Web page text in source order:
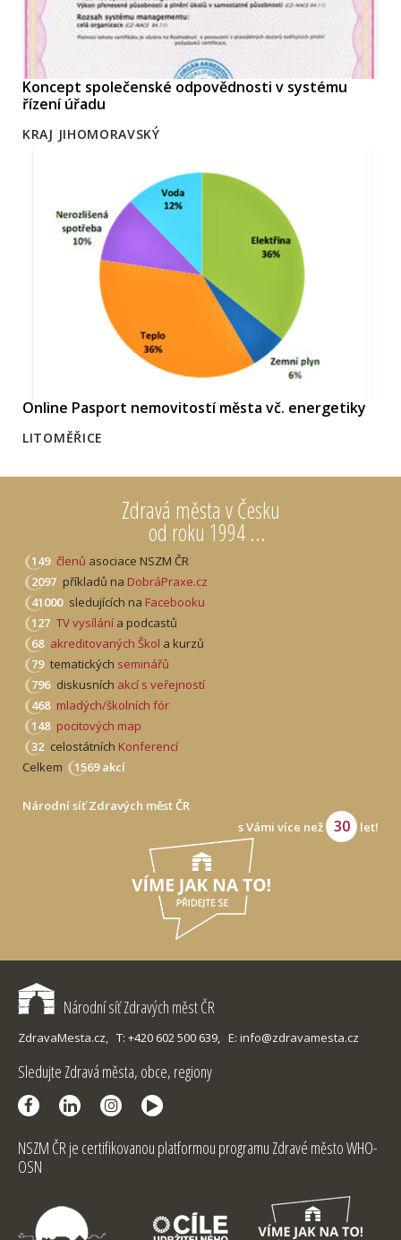
Zdravá města v Česku
od roku 1994 ...
149 členů asociace NSZM ČR
2097 příkladů na DobráPraxe.cz
41000 sledujících na Facebooku
127 TV vysílání a podcastů
68 akreditovaných Škol a kurzů
79 tematických seminářů
796 diskusních akcí s veřejností
468 mladých/školních fór
148 pocitových map
32 celostátních Konferencí
Celkem
1569 akcí
Národní síť Zdravých měst ČR
s Vámi více než
30 let!
Koncept společenské odpovědnosti v systému
řízení úřadu
KRAJ JIHOMORAVSKÝ
Online Pasport nemovitostí města vč. energetiky
LITOMĚŘICE
Národní síť Zdravých měst ČR
ZdravaMesta.cz, T: +420 602 500 639, E: info@zdravamesta.cz
Sledujte Zdravá města, obce, regiony
NSZM ČR je certifikovanou platformou programu Zdravé město WHO-
OSN